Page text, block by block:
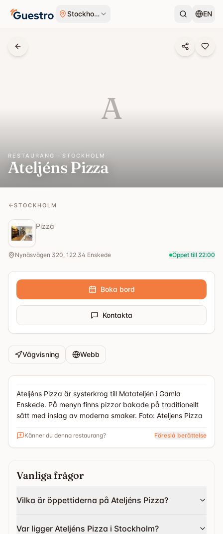
Stockholm EN
A
RESTAURANG · STOCKHOLM
Ateljéns Pizza
STOCKHOLM
Pizza
Nynäsvägen 320, 122 34 Enskede Öppet till 22:00
Boka bord
Kontakta
Vägvisning Webb
Ateljéns Pizza är systerkrog till Matateljén i Gamla
Enskede. På menyn finns pizzor bakade på traditionellt
sätt med inslag av moderna smaker. Foto: Ateljens Pizza
Känner du denna restaurang? Föreslå berättelse
Vanliga frågor
Vilka är öppettiderna på Ateljéns Pizza?
Var ligger Ateljéns Pizza i Stockholm?